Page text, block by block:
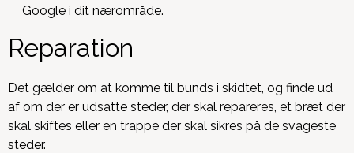
Google i dit nærområde.
Reparation
Det gælder om at komme til bunds i skidtet, og finde ud
af om der er udsatte steder, der skal repareres, et bræt der
skal skiftes eller en trappe der skal sikres på de svageste
steder.